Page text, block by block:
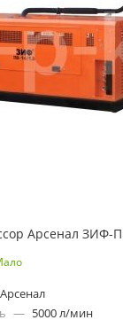
Арсенал ЗИФ-
Арсенал
— 5000 л/мин